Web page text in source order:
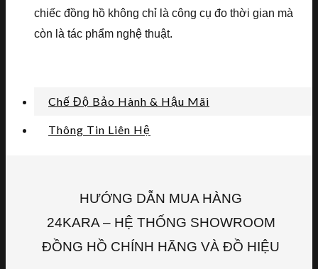
chiếc đồng hồ không chỉ là công cụ đo thời gian mà
còn là tác phẩm nghệ thuật.
Chế Độ Bảo Hành & Hậu Mãi
Thông Tin Liên Hệ
HƯỚNG DẪN MUA HÀNG
24KARA – HỆ THỐNG SHOWROOM
ĐỒNG HỒ CHÍNH HÃNG VÀ ĐỒ HIỆU